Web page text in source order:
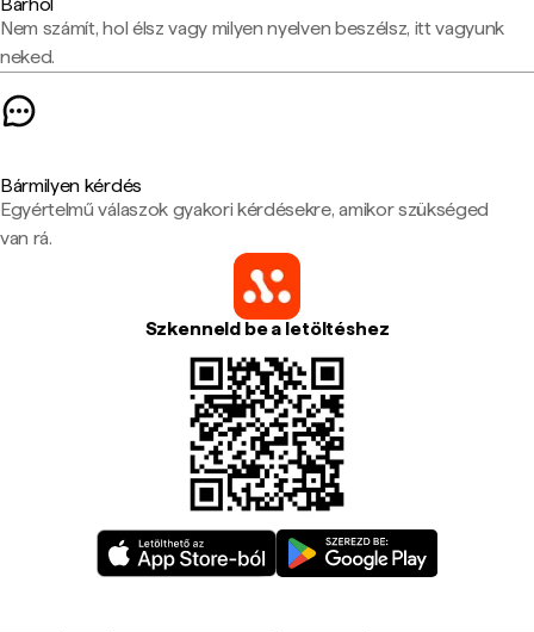
Nem számít, hol élsz vagy milyen nyelven beszélsz, itt vagyunk
neked.
Bármilyen kérdés
Egyértelmű válaszok gyakori kérdésekre, amikor szükséged
van rá.
Szkenneld be a letöltéshez